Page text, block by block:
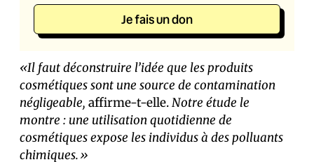
Je fais un don
«Il faut déconstruire l’idée que les produits
cosmétiques sont une source de contamination
négligeable, affirme-t-elle.Notre étude le
montre : une utilisation quotidienne de
cosmétiques expose les individus à des polluants
chimiques.»